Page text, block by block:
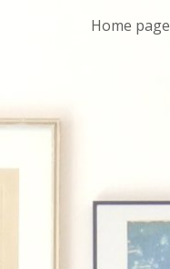
to navigationHome page